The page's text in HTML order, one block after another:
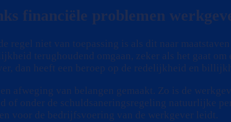
financiële problemen
regel niet van toepassing is als dit naar
terughoudend omgaan, zeker als het gaat
dan heeft een beroep op de redelijkheid en
afweging van belangen gemaakt. Zo is de
of onder de schuldsaneringsregeling natuurlijke
voor de bedrijfsvoering van de werkgever leidt.